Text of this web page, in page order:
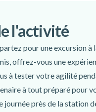
l'activité
pour une excursion à
offrez-vous une
à tester votre agilité
à tout préparé pour
près de la station